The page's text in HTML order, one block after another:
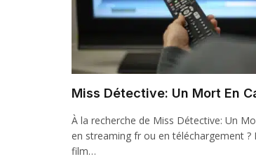
Miss Détective: Un Mort En
À la recherche de Miss Détective: Un
en streaming fr ou en téléchargement ?
film…